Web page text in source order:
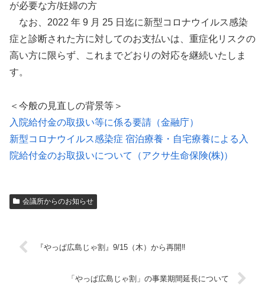
が必要な方/妊婦の方
なお、2022 年 9 月 25 日迄に新型コロナウイルス感染
症と診断された方に対してのお支払いは、重症化リスクの
高い方に限らず、これまでどおりの対応を継続いたしま
す。
＜今般の見直しの背景等＞
入院給付金の取扱い等に係る要請（金融庁）
新型コロナウイルス感染症 宿泊療養・自宅療養による入
院給付金のお取扱いについて（アクサ生命保険(株)）
会議所からのお知らせ
『やっぱ広島じゃ割』9/15（木）から再開‼
「やっぱ広島じゃ割」の事業期間延長について